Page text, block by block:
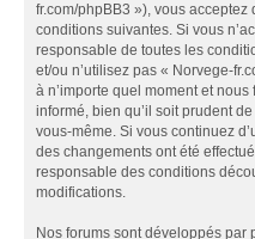
fr.com/phpBB3 »), vous
conditions suivantes. Si vous
responsable de toutes les
et/ou n’utilisez pas « Norvege-
à n’importe quel moment et
informé, bien qu’il soit prudent
vous-même. Si vous continuez
des changements ont été
responsable des conditions
modifications.
Nos forums sont développés